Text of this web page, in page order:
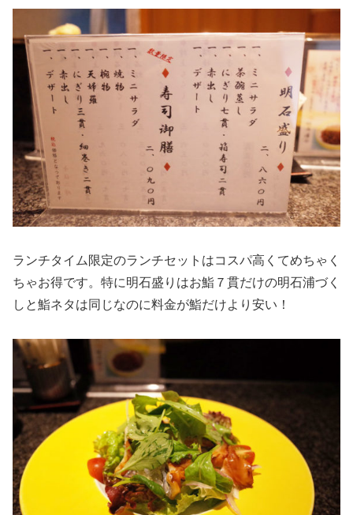
ランチタイム限定のランチセットはコスパ高くてめちゃく
ちゃお得です。特に明石盛りはお鮨７貫だけの明石浦づく
しと鮨ネタは同じなのに料金が鮨だけより安い！